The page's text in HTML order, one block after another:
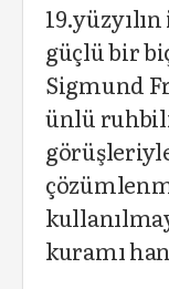
güçlü bir
Sigmund
ünlü
kuramı